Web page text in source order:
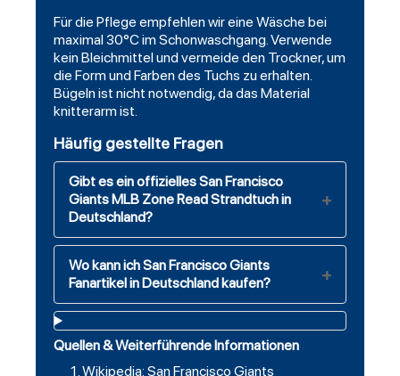
Für die Pflege empfehlen wir eine Wäsche bei
maximal 30°C im Schonwaschgang. Verwende
kein Bleichmittel und vermeide den Trockner, um
die Form und Farben des Tuchs zu erhalten.
Bügeln ist nicht notwendig, da das Material
knitterarm ist.
Häufig gestellte Fragen
Gibt es ein offizielles San Francisco
Giants MLB Zone Read Strandtuch in
Deutschland?
Wo kann ich San Francisco Giants
Fanartikel in Deutschland kaufen?
Quellen & Weiterführende Informationen
Wikipedia: San Francisco Giants